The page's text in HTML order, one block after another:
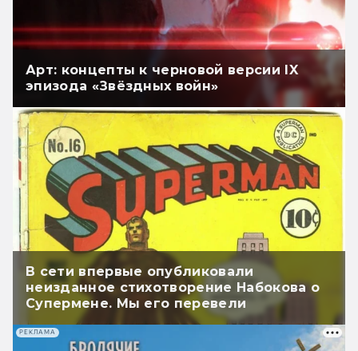
Арт: концепты к черновой версии IX
эпизода «Звёздных войн»
В сети впервые опубликовали
неизданное стихотворение Набокова о
Супермене. Мы его перевели
РЕКЛАМА